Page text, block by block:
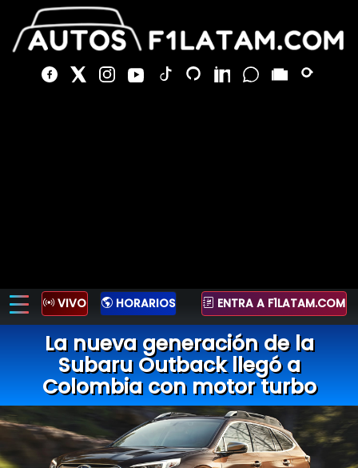
VIVO HORARIOS ENTRA A F1LATAM.COM
La nueva generación de la
Subaru Outback llegó a
Colombia con motor turbo